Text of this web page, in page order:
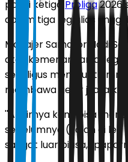
posisi ketiga Proliga2026
dalam tiga leg alias
Manajer Samator Hadi
atas kemenangan di leg
sekaligus membuat
membawa gelar juara
''Akhirnya kami bisa
sebelumnya (kalah di leg
sangat luar biasa,''